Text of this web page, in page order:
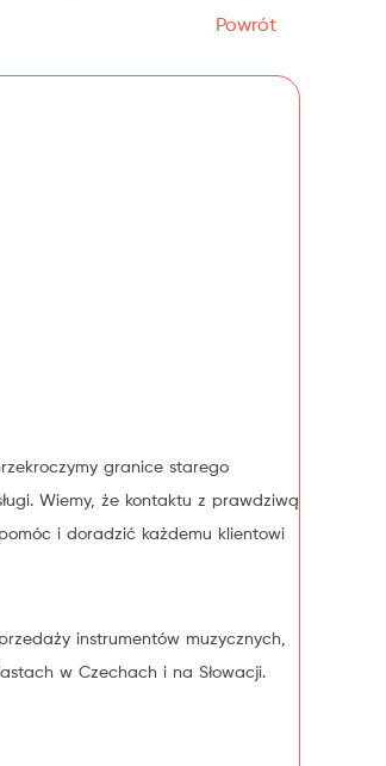
Powrót
granice starego
Wiemy, że kontaktu z prawdziwą
i doradzić każdemu klientowi
instrumentów muzycznych,
w Czechach i na Słowacji.